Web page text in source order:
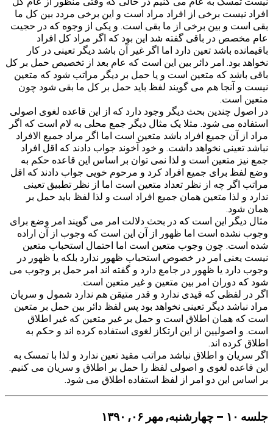
افراد نیست برخی از افراد مراد است و این برخی مردد بین کل ما
بقی است و بین برخی از ما بقی است. و یکی از وجوه که در حجیت
عام مخصص در باقی گفته شد این بود که اگر مراد کل افراد
باقیمانده باشد تعین دارد اما اگر غیر آن باشد دیگر تعینی در کار
نخواهد بود. امر دائر بین این است که عام بعد از تخصیص حمل بر کل
باقی باشد که متعین است و یا حمل بر دیگر مراتب شود که متعین
نیست و آنجا هم می گویند لفظ باید حمل بر کل ما بقی شود چون
متعین است.
در اصول چندین بحث دیگر وجود دارد که از این قاعده لغوی اصولی
استفاده می شود. مثلا یک مثال دیگر جمع محلی به لام است که اگر
مراد از آن جمیع افراد باشد متعین است اما اگر مراد جمیع الافراد
نباشد تعینی نخواهد داشت. و خود آخوند جواب دادند که اقل افراد
جمع نیز متعین است و لذا نمی توان بر اساس این قاعده حکم به
وضع لفظ برای جمیع افراد کرد و مرحوم خویی جواب دادند که اقل
مراتب اگر چه از نظر تعداد متعین است اما از نظر تطبیق تعینی
ندارد و لذا متعین همان جمیع افراد است و لذا لفظ باید حمل بر
همان شود.
مثال دیگر این است که در بحث دلالت امر می گویند امر وضع برای
وجوب نشده است اما ظهور از آن این است که وجوب از آن اراده
شده است. چون وجوب متعین است اما احتمال استحباب متعین
نیست یعنی امر در خصوص استحباب ظهور ندارد بلکه یا ظهور در
وجوب دارد یا ظهور در جامع دارد و گفته اند امر حمل بر وجوب می
شود که دوران امر بین متعین و غیر متعین است.
اگر در لفظی که قیدی ندارد و قدر متیقن هم ندارد شمول و سریان
مراد نباشد دیگر تعینی نخواهد بود پس لفظ دائر بین حمل بر متعین
است که همان اطلاق است و حمل بر غیر متعین که غیر اطلاق
است. و اصولیین از این ارتکاز لغوی استفاده کرده اند و حکم به
اطلاق کرده اند.
اگر سریان و اطلاق نباشد مراتب مقید تعین ندارد و لذا با تمسک به
این قاعده لغوی و اصولی لفظ را حمل بر اطلاق و سریان می کنیم.
بر اساس این دو امر از لفظ استفاده اطلاق می شود.
جلسه ۱۰ – چهارشنبه, مهر ۰۶, ۱۳۹۰